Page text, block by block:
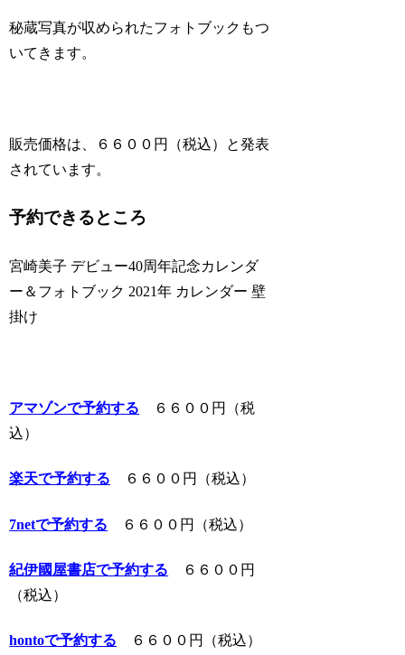
秘蔵写真が収められたフォトブックもつ
いてきます。
販売価格は、６６００円（税込）と発表
されています。
予約できるところ
宮崎美子 デビュー40周年記念カレンダ
ー＆フォトブック 2021年 カレンダー 壁
掛け
アマゾンで予約する ６６００円（税
込）
楽天で予約する ６６００円（税込）
7netで予約する ６６００円（税込）
紀伊國屋書店で予約する ６６００円
（税込）
hontoで予約する ６６００円（税込）